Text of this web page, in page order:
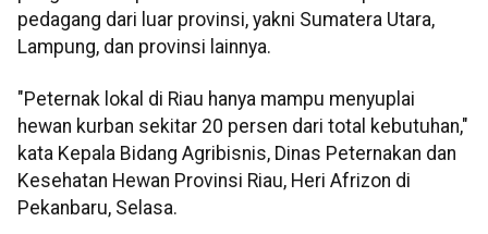
pedagang dari luar provinsi, yakni Sumatera Utara,
Lampung, dan provinsi lainnya.
"Peternak lokal di Riau hanya mampu menyuplai
hewan kurban sekitar 20 persen dari total kebutuhan,"
kata Kepala Bidang Agribisnis, Dinas Peternakan dan
Kesehatan Hewan Provinsi Riau, Heri Afrizon di
Pekanbaru, Selasa.